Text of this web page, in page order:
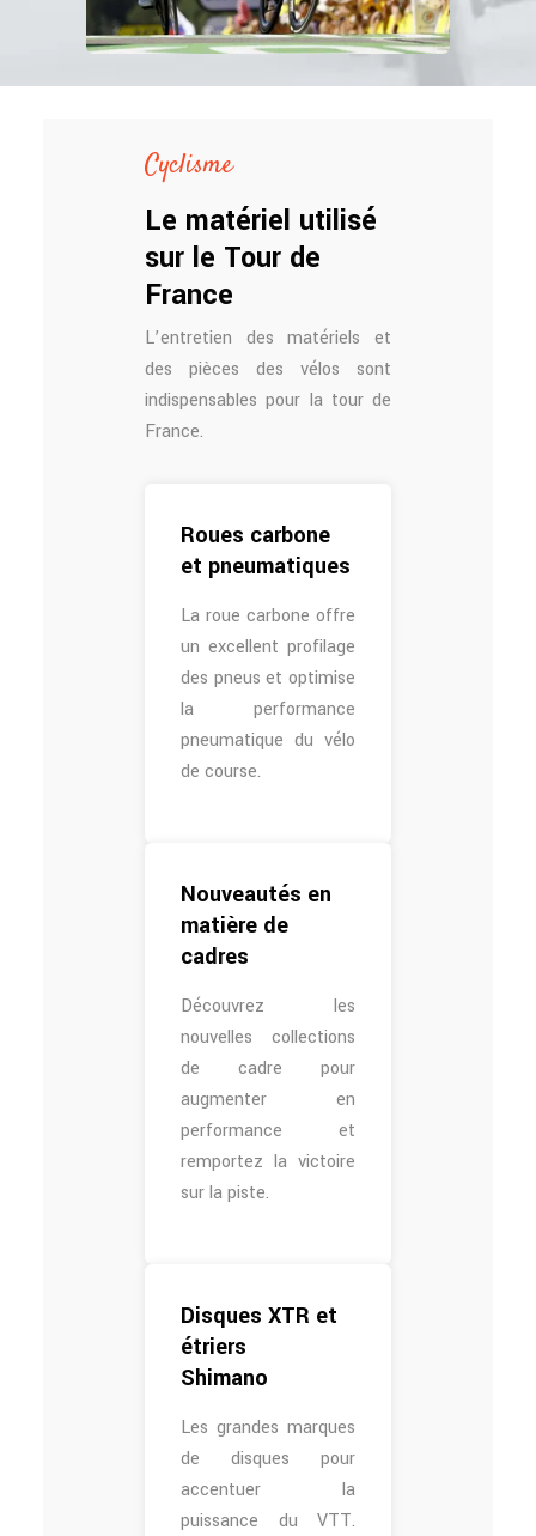
Cyclisme
Le matériel utilisé
sur le Tour de
France
L’entretien des matériels et
des pièces des vélos sont
indispensables pour la tour de
France.
Roues carbone
et pneumatiques
La roue carbone offre
un excellent profilage
des pneus et optimise
la performance
pneumatique du vélo
de course.
Nouveautés en
matière de
cadres
Découvrez les
nouvelles collections
de cadre pour
augmenter en
performance et
remportez la victoire
sur la piste.
Disques XTR et
étriers
Shimano
Les grandes marques
de disques pour
accentuer la
puissance du VTT.